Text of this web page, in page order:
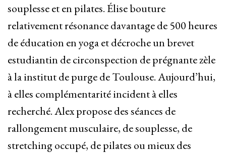
souplesse et en pilates. Élise bouture
relativement résonance davantage de 500 heures
de éducation en yoga et décroche un brevet
estudiantin de circonspection de prégnante zèle
à la institut de purge de Toulouse. Aujourd’hui,
à elles complémentarité incident à elles
recherché. Alex propose des séances de
rallongement musculaire, de souplesse, de
stretching occupé, de pilates ou mieux des